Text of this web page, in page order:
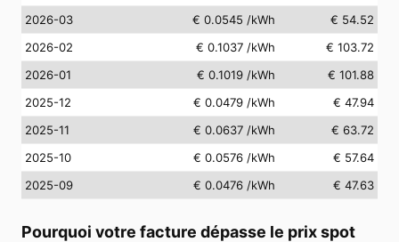
2026-03
€ 0.0545 /kWh
€ 54.52
2026-02
€ 0.1037 /kWh
€ 103.72
2026-01
€ 0.1019 /kWh
€ 101.88
2025-12
€ 0.0479 /kWh
€ 47.94
2025-11
€ 0.0637 /kWh
€ 63.72
2025-10
€ 0.0576 /kWh
€ 57.64
2025-09
€ 0.0476 /kWh € 47.63
Pourquoi votre facture dépasse le prix spot